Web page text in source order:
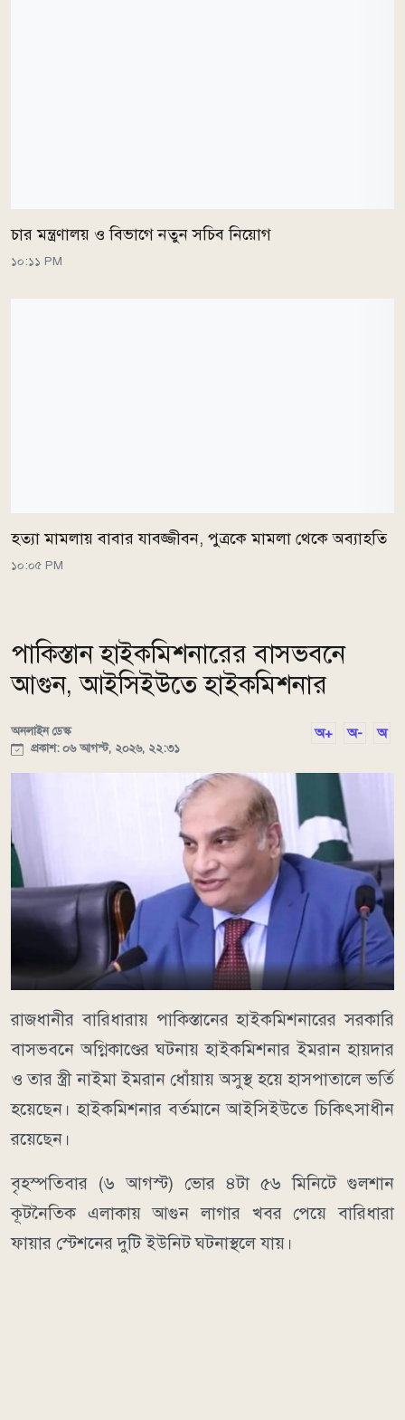
চার মন্ত্রণালয় ও বিভাগে নতুন সচিব নিয়োগ
১০:১১ PM
হত্যা মামলায় বাবার যাবজ্জীবন, পুত্রকে মামলা থেকে অব্যাহতি
১০:০৫ PM
পাকিস্তান হাইকমিশনারের বাসভবনে
আগুন, আইসিইউতে হাইকমিশনার
অনলাইন ডেস্ক
প্রকাশ: ০৬ আগস্ট, ২০২৬, ২২:৩১
অ+ অ- অ
রাজধানীর বারিধারায় পাকিস্তানের হাইকমিশনারের সরকারি
বাসভবনে অগ্নিকাণ্ডের ঘটনায় হাইকমিশনার ইমরান হায়দার
ও তার স্ত্রী নাইমা ইমরান ধোঁয়ায় অসুস্থ হয়ে হাসপাতালে ভর্তি
হয়েছেন। হাইকমিশনার বর্তমানে আইসিইউতে চিকিৎসাধীন
রয়েছেন।
বৃহস্পতিবার (৬ আগস্ট) ভোর ৪টা ৫৬ মিনিটে গুলশান
কূটনৈতিক এলাকায় আগুন লাগার খবর পেয়ে বারিধারা
ফায়ার স্টেশনের দুটি ইউনিট ঘটনাস্থলে যায়।